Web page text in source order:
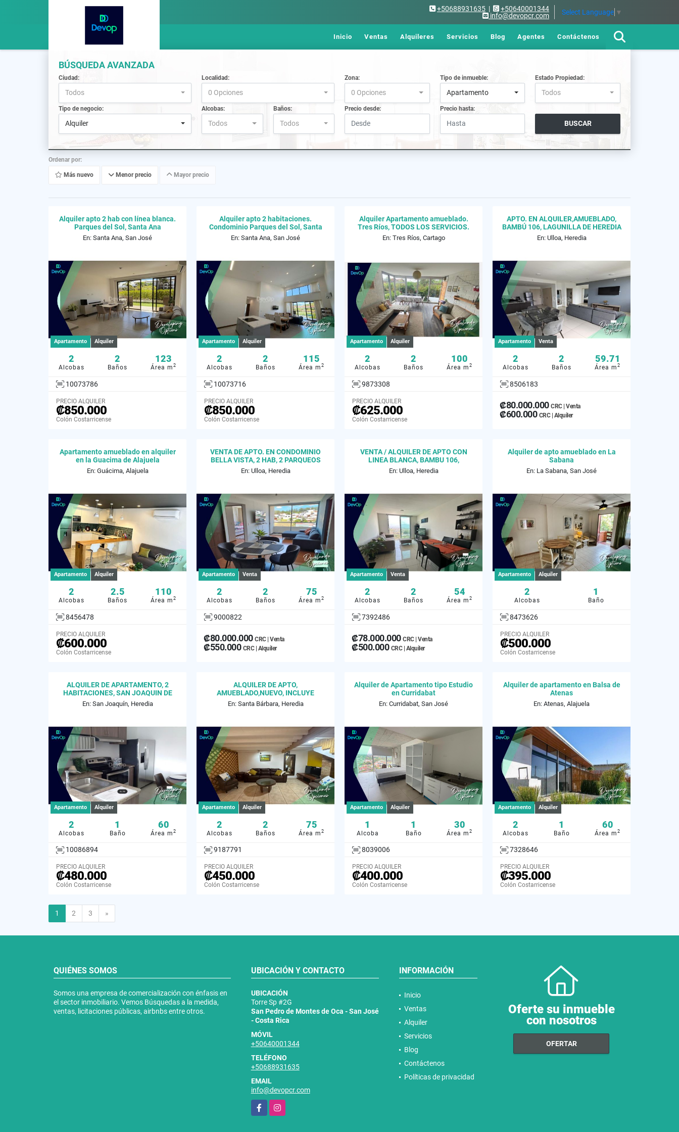
+50688931635 |
+50640001344
info@devopcr.com
Select Language ▼
Inicio Ventas Alquileres Servicios Blog Agentes Contáctenos
BÚSQUEDA AVANZADA
Ciudad:
Todos
Localidad:
0 Opciones
Zona:
0 Opciones
Tipo de inmueble:
Apartamento
Estado Propiedad:
Todos
Tipo de negocio:
Alquiler
Alcobas:
Todos
Baños:
Todos
Precio desde: Precio hasta:
BUSCAR
Ordenar por:
Más nuevo Menor precio Mayor precio
Alquiler apto 2 hab con línea blanca.
Parques del Sol, Santa Ana
En: Santa Ana, San José
Apartamento Alquiler
2
Alcobas
2
Baños
123
Área m 2
10073786
PRECIO ALQUILER
₡850.000
Colón Costarricense
Alquiler apto 2 habitaciones.
Condominio Parques del Sol, Santa
Ana
En: Santa Ana, San José
Apartamento Alquiler
2
Alcobas
2
Baños
115
Área m 2
10073716
PRECIO ALQUILER
₡850.000
Colón Costarricense
Alquiler Apartamento amueblado.
Tres Ríos, TODOS LOS SERVICIOS.
En: Tres Ríos, Cartago
Apartamento Alquiler
2
Alcobas
2
Baños
100
Área m 2
9873308
PRECIO ALQUILER
₡625.000
Colón Costarricense
APTO. EN ALQUILER,AMUEBLADO,
BAMBÚ 106, LAGUNILLA DE HEREDIA
En: Ulloa, Heredia
Apartamento Venta
2
Alcobas
2
Baños
59.71
Área m 2
8506183
₡80.000.000 CRC | Venta
₡600.000 CRC | Alquiler
Apartamento amueblado en alquiler
en la Guacima de Alajuela
En: Guácima, Alajuela
Apartamento Alquiler
2
Alcobas
2.5
Baños
110
Área m 2
8456478
PRECIO ALQUILER
₡600.000
Colón Costarricense
VENTA DE APTO. EN CONDOMINIO
BELLA VISTA, 2 HAB, 2 PARQUEOS
En: Ulloa, Heredia
Apartamento Venta
2
Alcobas
2
Baños
75
Área m 2
9000822
₡80.000.000 CRC | Venta
₡550.000 CRC | Alquiler
VENTA / ALQUILER DE APTO CON
LINEA BLANCA, BAMBU 106,
LAGUNILLA
En: Ulloa, Heredia
Apartamento Venta
2
Alcobas
2
Baños
54
Área m 2
7392486
₡78.000.000 CRC | Venta
₡500.000 CRC | Alquiler
Alquiler de apto amueblado en La
Sabana
En: La Sabana, San José
Apartamento Alquiler
2
Alcobas
1
Baño
8473626
PRECIO ALQUILER
₡500.000
Colón Costarricense
ALQUILER DE APARTAMENTO, 2
HABITACIONES, SAN JOAQUIN DE
FLORES
En: San Joaquín, Heredia
Apartamento Alquiler
2
Alcobas
1
Baño
60
Área m 2
10086894
PRECIO ALQUILER
₡480.000
Colón Costarricense
ALQUILER DE APTO,
AMUEBLADO,NUEVO, INCLUYE
SERVICIOS, SANTA BARBARA
En: Santa Bárbara, Heredia
Apartamento Alquiler
2
Alcobas
2
Baños
75
Área m 2
9187791
PRECIO ALQUILER
₡450.000
Colón Costarricense
Alquiler de Apartamento tipo Estudio
en Curridabat
En: Curridabat, San José
Apartamento Alquiler
1
Alcoba
1
Baño
30
Área m 2
8039006
PRECIO ALQUILER
₡400.000
Colón Costarricense
Alquiler de apartamento en Balsa de
Atenas
En: Atenas, Alajuela
Apartamento Alquiler
2
Alcobas
1
Baño
60
Área m 2
7328646
PRECIO ALQUILER
₡395.000
Colón Costarricense
1 2 3 »
QUIÉNES SOMOS
Somos una empresa de comercialización con énfasis en
el sector inmobiliario. Vemos Búsquedas a la medida,
ventas, licitaciones públicas, airbnbs entre otros.
UBICACIÓN Y CONTACTO
UBICACIÓN
Torre Sp #2G
San Pedro de Montes de Oca - San José
- Costa Rica
MÓVIL
+50640001344
TELÉFONO
+50688931635
EMAIL
info@devopcr.com
FacebookInstagram
INFORMACIÓN
Inicio
Ventas
Alquiler
Servicios
Blog
Contáctenos
Políticas de privacidad
Oferte su inmueble
con nosotros
OFERTAR